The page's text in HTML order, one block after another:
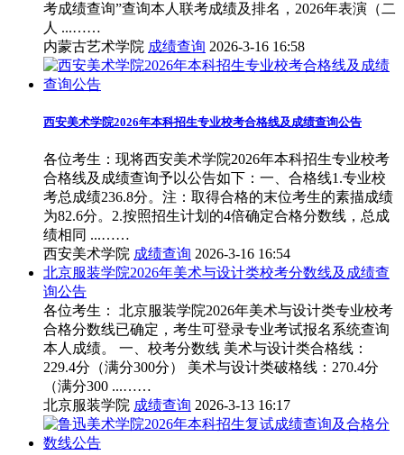
考成绩查询”查询本人联考成绩及排名，2026年表演（二
人 ...……
内蒙古艺术学院 成绩查询 2026-3-16 16:58
西安美术学院2026年本科招生专业校考合格线及成绩查询公告
各位考生：现将西安美术学院2026年本科招生专业校考
合格线及成绩查询予以公告如下：一、合格线1.专业校
考总成绩236.8分。注：取得合格的末位考生的素描成绩
为82.6分。2.按照招生计划的4倍确定合格分数线，总成
绩相同 ...……
西安美术学院 成绩查询 2026-3-16 16:54
北京服装学院2026年美术与设计类校考分数线及成绩查
询公告
各位考生： 北京服装学院2026年美术与设计类专业校考
合格分数线已确定，考生可登录专业考试报名系统查询
本人成绩。 一、校考分数线 美术与设计类合格线：
229.4分（满分300分） 美术与设计类破格线：270.4分
（满分300 ...……
北京服装学院 成绩查询 2026-3-13 16:17